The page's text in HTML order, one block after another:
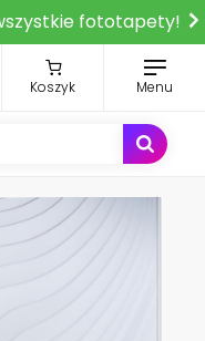
fototapety!
Koszyk Menu